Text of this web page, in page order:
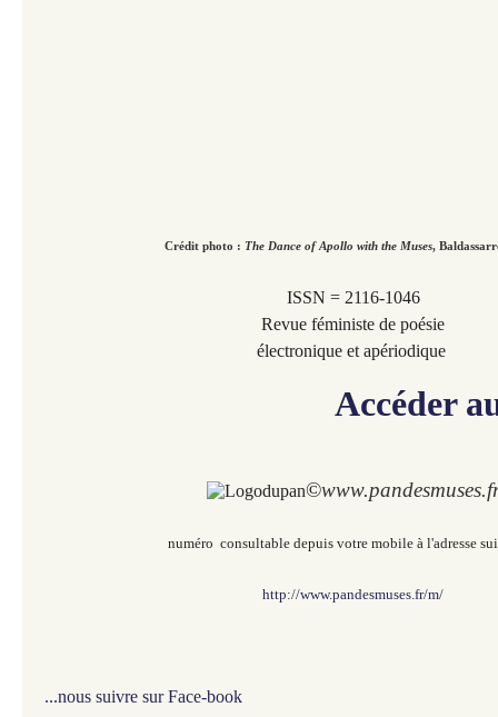
Crédit photo : The Dance of Apollo with the Muses,
ISSN = 2116-1046
Revue féministe de poésie
électronique et apériodique
Accéder
©
numéro consultable depuis votre mobile à l'adresse
http://www.pandesmuses.fr/m/
...nous suivre sur Face-book